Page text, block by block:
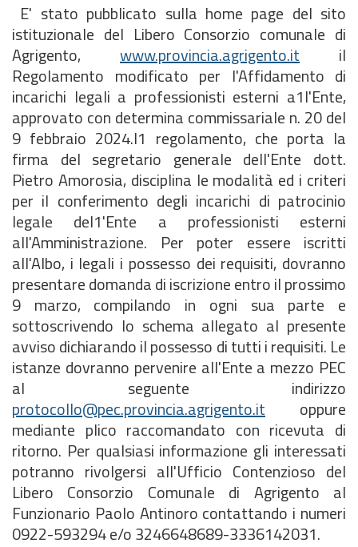
E' stato pubblicato sulla home page del sito
istituzionale del Libero Consorzio comunale di
Agrigento, www.provincia.agrigento.it il
Regolamento modificato per l'Affidamento di
incarichi legali a professionisti esterni a1l'Ente,
approvato con determina commissariale n. 20 del
9 febbraio 2024.I1 regolamento, che porta la
firma del segretario generale dell'Ente dott.
Pietro Amorosia, disciplina le modalità ed i criteri
per il conferimento degli incarichi di patrocinio
legale del1'Ente a professionisti esterni
all'Amministrazione. Per poter essere iscritti
all'Albo, i legali i possesso dei requisiti, dovranno
presentare domanda di iscrizione entro il prossimo
9 marzo, compilando in ogni sua parte e
sottoscrivendo lo schema allegato al presente
avviso dichiarando il possesso di tutti i requisiti. Le
istanze dovranno pervenire all'Ente a mezzo PEC
al seguente indirizzo
protocollo@pec.provincia.agrigento.it oppure
mediante plico raccomandato con ricevuta di
ritorno. Per qualsiasi informazione gli interessati
potranno rivolgersi all'Ufficio Contenzioso del
Libero Consorzio Comunale di Agrigento al
Funzionario Paolo Antinoro contattando i numeri
0922-593294 e/o 3246648689-3336142031.